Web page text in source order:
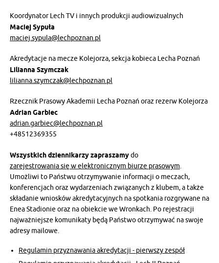
Koordynator Lech TV i innych produkcji audiowizualnych
Maciej Sypuła
maciej.sypula@lechpoznan.pl
Akredytacje na mecze Kolejorza, sekcja kobieca Lecha Poznań
Lilianna Szymczak
lilianna.szymczak@lechpoznan.pl
Rzecznik Prasowy Akademii Lecha Poznań oraz rezerw Kolejorza
Adrian Garbiec
adrian.garbiec@lechpoznan.pl
+48512369355
Wszystkich dziennikarzy zapraszamydo
zarejestrowania się w elektronicznym biurze prasowym.
Umożliwi to Państwu otrzymywanie informacji o meczach,
konferencjach oraz wydarzeniach związanych z klubem, a także
składanie wniosków akredytacyjnych na spotkania rozgrywane na
Enea Stadionie oraz na obiekcie we Wronkach. Po rejestracji
najważniejsze komunikaty będą Państwo otrzymywać na swoje
adresy mailowe.
Regulamin przyznawania akredytacji - pierwszy zespół